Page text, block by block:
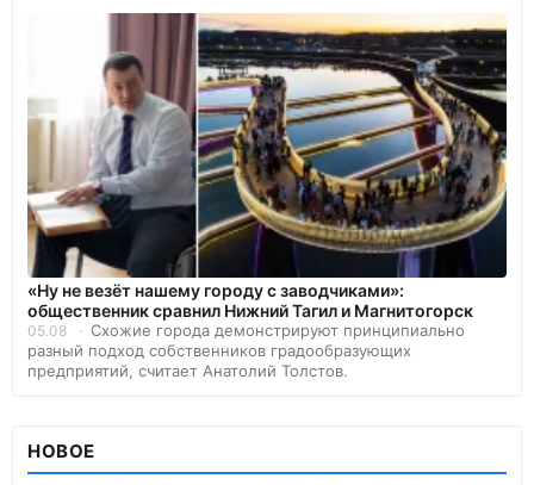
«Ну не везёт нашему городу с заводчиками»:
общественник сравнил Нижний Тагил и Магнитогорск
05.08
Схожие города демонстрируют принципиально
разный подход собственников градообразующих
предприятий, считает Анатолий Толстов.
НОВОЕ